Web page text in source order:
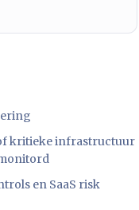
kritieke infrastructuur
en SaaS risk